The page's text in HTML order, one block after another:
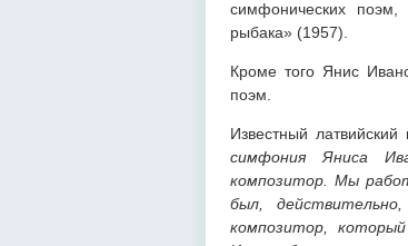
симфонических
рыбака» (1957).
Кроме того Янис
поэм.
Известный латвийский
симфония Яниса
композитор. Мы
был,
композитор,